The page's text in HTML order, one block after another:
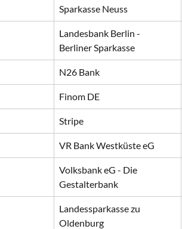
Sparkasse Neuss
Landesbank Berlin -
Berliner Sparkasse
N26 Bank
Finom DE
Stripe
VR Bank Westküste eG
Volksbank eG - Die
Gestalterbank
Landessparkasse zu
Oldenburg